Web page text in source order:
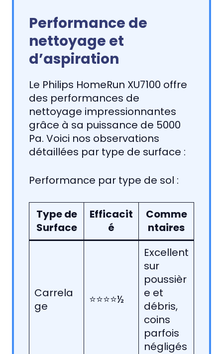
Performance de
nettoyage et
d’aspiration
Le Philips HomeRun XU7100 offre
des performances de
nettoyage impressionnantes
grâce à sa puissance de 5000
Pa. Voici nos observations
détaillées par type de surface :
Performance par type de sol :
Type de
Surface
Efficacit
é
Comme
ntaires
Carrela
ge
⭐⭐⭐⭐½
Excellent
sur
poussièr
e et
débris,
coins
parfois
négligés